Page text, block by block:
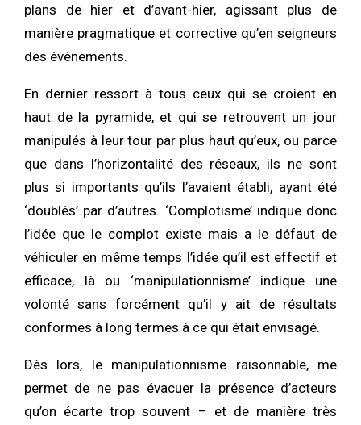
plans de hier et d’avant-hier, agissant plus de
manière pragmatique et corrective qu’en seigneurs
des événements.
En dernier ressort à tous ceux qui se croient en
haut de la pyramide, et qui se retrouvent un jour
manipulés à leur tour par plus haut qu’eux, ou parce
que dans l’horizontalité des réseaux, ils ne sont
plus si importants qu’ils l’avaient établi, ayant été
‘doublés’ par d’autres. ‘Complotisme’ indique donc
l’idée que le complot existe mais a le défaut de
véhiculer en même temps l’idée qu’il est effectif et
efficace, là ou ‘manipulationnisme’ indique une
volonté sans forcément qu’il y ait de résultats
conformes à long termes à ce qui était envisagé.
Dès lors, le manipulationnisme raisonnable, me
permet de ne pas évacuer la présence d’acteurs
qu’on écarte trop souvent – et de manière très